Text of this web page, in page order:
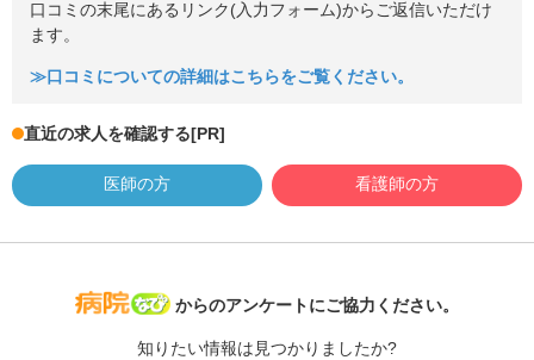
口コミの末尾にあるリンク(入力フォーム)からご返信いただけ
ます。
≫口コミについての詳細はこちらをご覧ください。
直近の求人を確認する[PR]
医師の方 看護師の方
病院なび
からのアンケートにご協力ください。
知りたい情報は見つかりましたか?